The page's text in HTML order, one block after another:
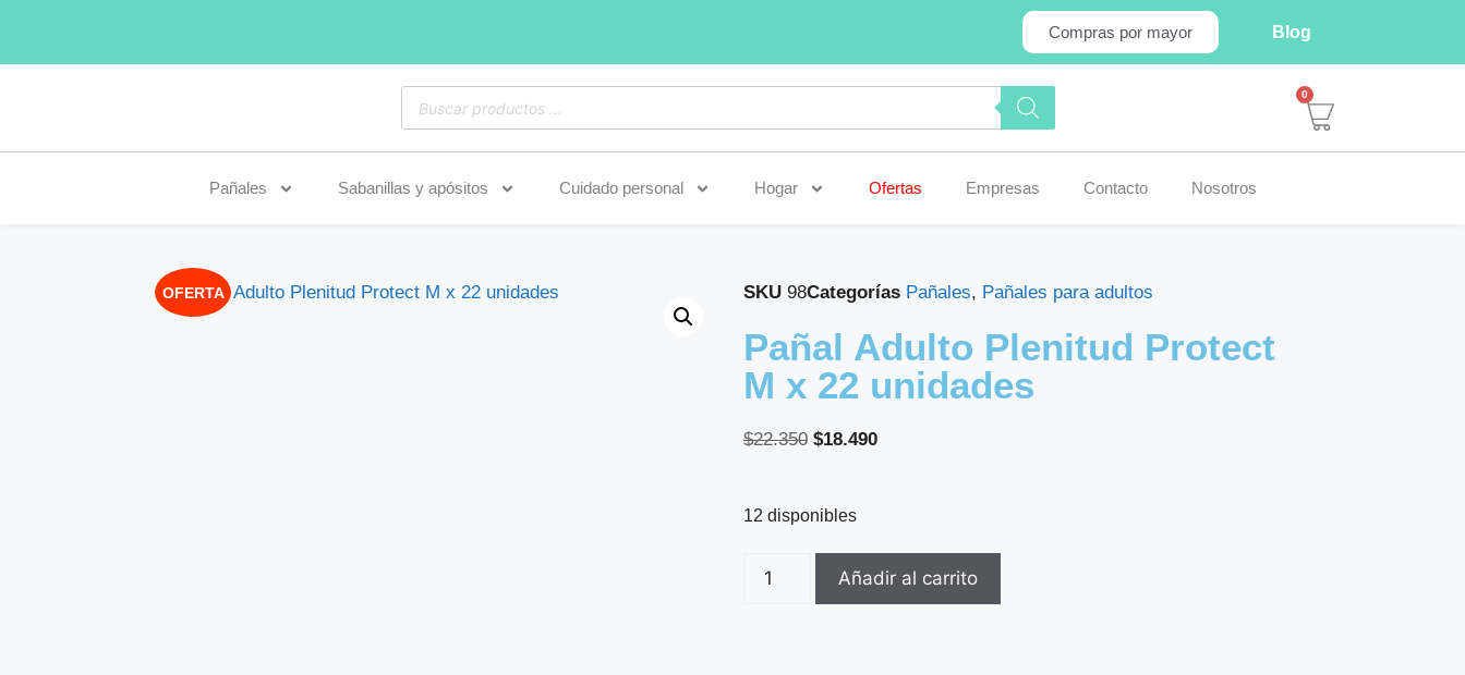
Compras por mayor Blog
0
Pañales Sabanillas y apósitos Cuidado personal Hogar Ofertas Empresas Contacto Nosotros
OFERTA SKU 98Categorías Pañales, Pañales para adultos
Pañal Adulto Plenitud Protect
M x 22 unidades
$22.350 $18.490
12 disponibles
Añadir al carrito